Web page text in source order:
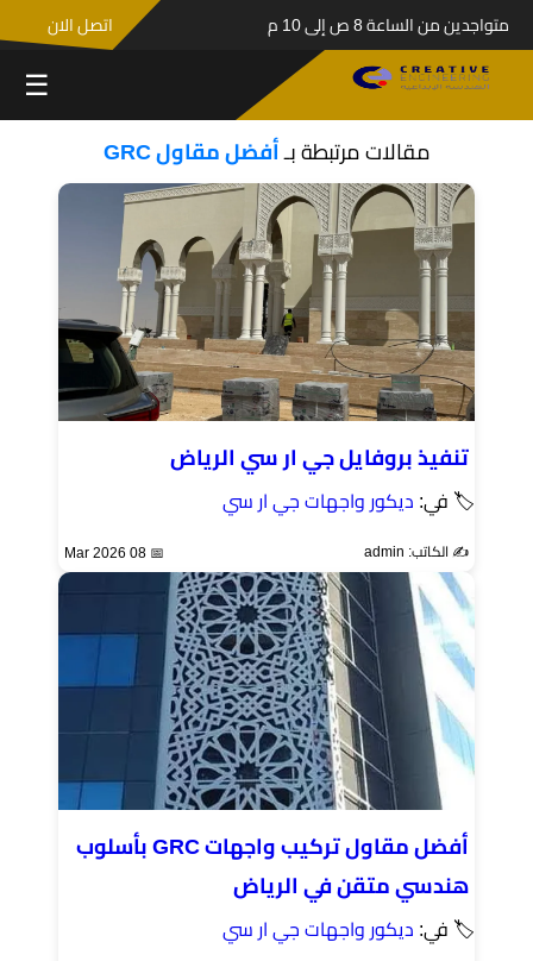
متواجدين من الساعة 8 ص إلى 10 م اتصل الان
☰
مقالات مرتبطة بـأفضل مقاول GRC
تنفيذ بروفايل جي ار سي الرياض
🏷 في: ديكور واجهات جي ار سي
✍️ الكاتب: admin 📅 08 Mar 2026
أفضل مقاول تركيب واجهات GRC بأسلوب
هندسي متقن في الرياض
🏷 في: ديكور واجهات جي ار سي